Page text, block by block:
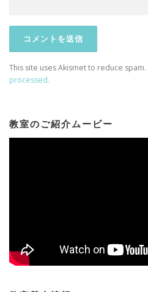
This site uses Akismet to reduce spam.
processed.
教室のご紹介ムービー